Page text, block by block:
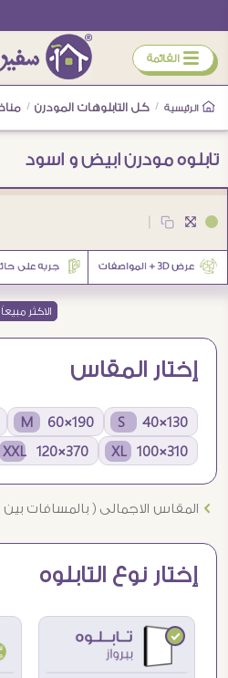
ÿ القائمة
الرئيسية / كل التابلوهات المودرن /
تابلوه مودرن ابيض و اسود
الاكثر مبيعاً
إختار المقاس
130×40 S
190×60 M
310×100 XL
370×120 XXL
Ö المقاس الاجمالى ( بالمسافات بين
إختار نوع التابلوه